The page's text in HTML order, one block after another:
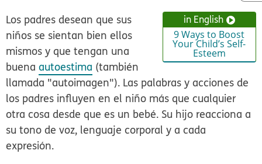
in English
9 Ways to Boost
Your Child’s Self-
Esteem
Los padres desean que sus
niños se sientan bien ellos
mismos y que tengan una
buenaautoestima (también
llamada "autoimagen"). Las palabras y acciones de
los padres influyen en el niño más que cualquier
otra cosa desde que es un bebé. Su hijo reacciona a
su tono de voz, lenguaje corporal y a cada
expresión.